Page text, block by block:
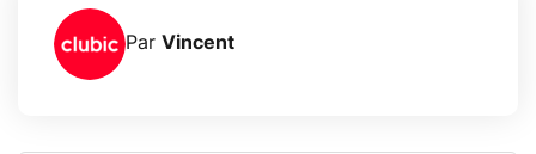
Par Vincent